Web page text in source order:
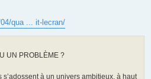
qua ... it-lecran/
UN PROBLÈME ?
à un univers ambitieux, à haut